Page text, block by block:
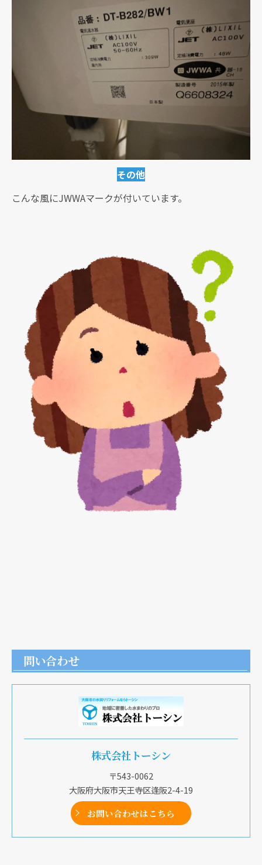
その他
こんな風にJWWAマークが付いています。
問い合わせ
株式会社トーシン
〒543-0062
大阪府大阪市天王寺区逢阪2-4-19
お問い合わせはこちら